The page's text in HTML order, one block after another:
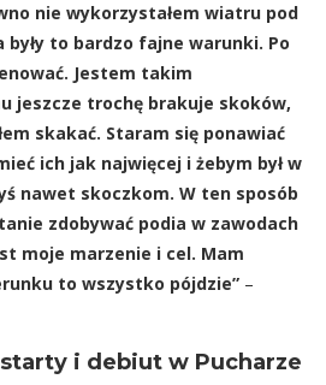
nie wykorzystałem wiatru pod
były to bardzo fajne warunki. Po
Jestem takim
jeszcze trochę brakuje skoków,
skakać. Staram się ponawiać
ich jak najwięcej i żebym był w
nawet skoczkom. W ten sposób
zdobywać podia w zawodach
moje marzenie i cel. Mam
to wszystko pójdzie” –
i debiut w Pucharze